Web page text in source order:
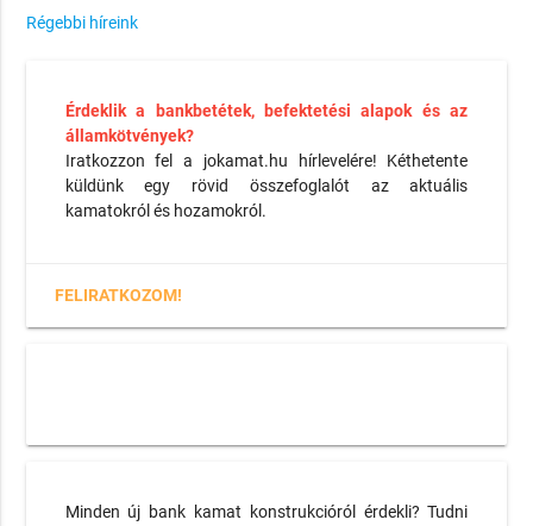
Régebbi híreink
Érdeklik a bankbetétek, befektetési alapok és az
államkötvények?
Iratkozzon fel a jokamat.hu hírlevelére! Kéthetente
küldünk egy rövid összefoglalót az aktuális
kamatokról és hozamokról.
FELIRATKOZOM!
Minden új bank kamat konstrukcióról érdekli? Tudni